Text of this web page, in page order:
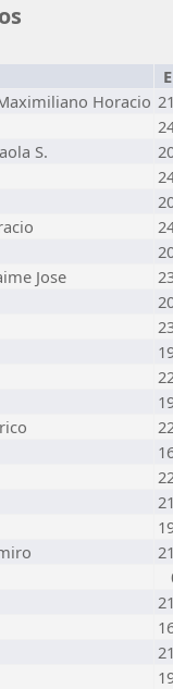
Maximiliano Horacio
S.
Jose